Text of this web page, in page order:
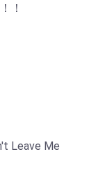
！
Leave Me